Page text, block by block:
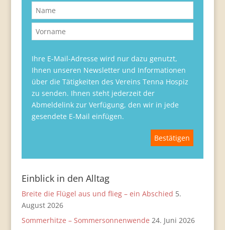
Ihre E-Mail-Adresse wird nur dazu genutzt,
Ihnen unseren Newsletter und Informationen
über die Tätigkeiten des Vereins Tenna Hospiz
zu senden. Ihnen steht jederzeit der
Abmeldelink zur Verfügung, den wir in jede
gesendete E-Mail einfügen.
Einblick in den Alltag
Breite die Flügel aus und flieg – ein Abschied 5.
August 2026
Sommerhitze – Sommersonnenwende 24. Juni 2026